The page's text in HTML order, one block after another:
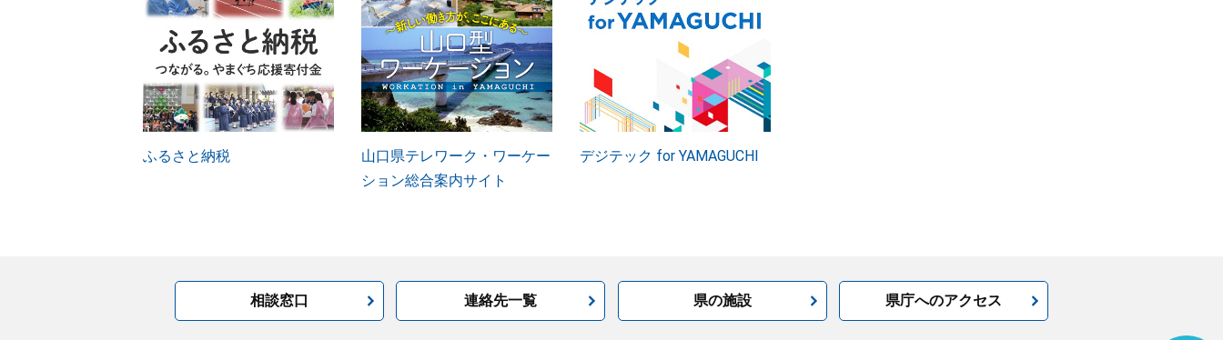
ふるさと納税
山口県テレワーク・ワーケー
ション総合案内サイト
デジテック for YAMAGUCHI
相談窓口 連絡先一覧 県の施設 県庁へのアクセス